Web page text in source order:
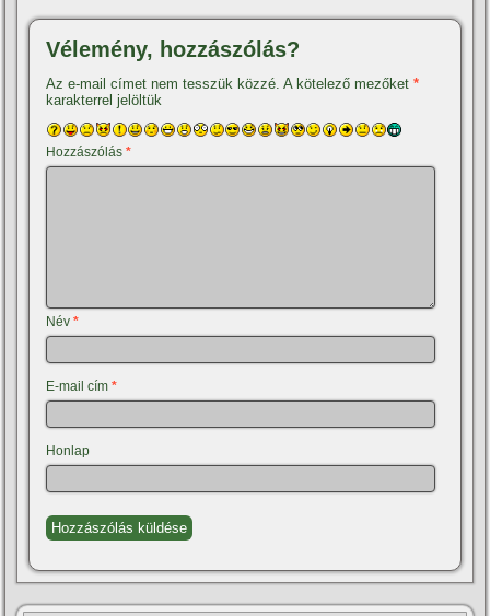
Vélemény, hozzászólás?
Az e-mail címet nem tesszük közzé. A kötelező mezőket*
karakterrel jelöltük
Hozzászólás*
Név*
E-mail cím*
Honlap